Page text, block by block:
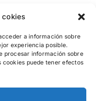
cokies
a información sobre
experiencia posible.
procesar información sobre
cookies puede tener efectos